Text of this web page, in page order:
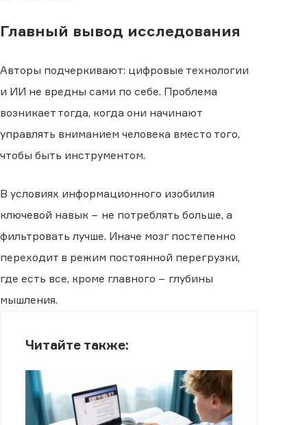
Главный вывод исследования
Авторы подчеркивают: цифровые технологии
и ИИ не вредны сами по себе. Проблема
возникает тогда, когда они начинают
управлять вниманием человека вместо того,
чтобы быть инструментом.
В условиях информационного изобилия
ключевой навык − не потреблять больше, а
фильтровать лучше. Иначе мозг постепенно
переходит в режим постоянной перегрузки,
где есть все, кроме главного − глубины
мышления.
Читайте также: